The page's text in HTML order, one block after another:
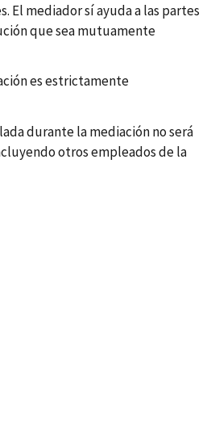
El mediador sí ayuda a las partes
que sea mutuamente
es estrictamente
durante la mediación no será
otros empleados de la